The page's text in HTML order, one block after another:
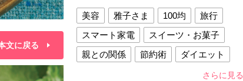
文に戻る
美容 雅子さま 100均
旅行
スマート家電
スイーツ・お菓子
親との関係
節約術
ダイエット
さらに見る